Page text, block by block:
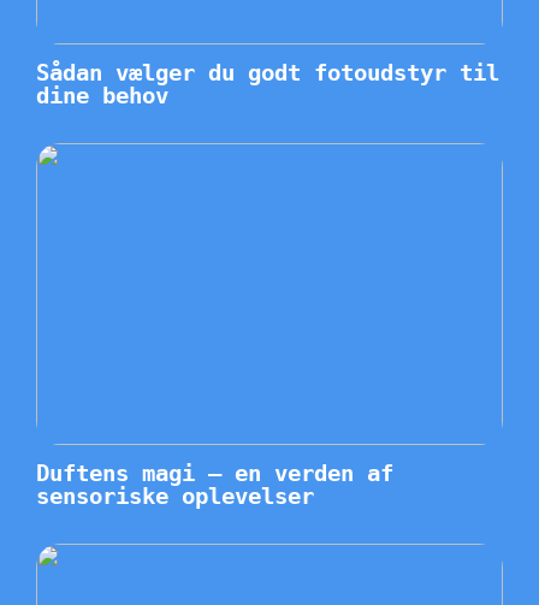
Sådan vælger du godt fotoudstyr til
dine behov
Duftens magi – en verden af
sensoriske oplevelser